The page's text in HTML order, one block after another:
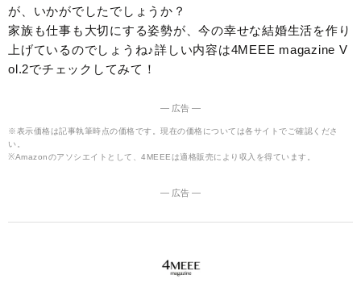
が、いかがでしたでしょうか？
家族も仕事も大切にする姿勢が、今の幸せな結婚生活を作り
上げているのでしょうね♪詳しい内容は4MEEE magazine V
ol.2でチェックしてみて！
― 広告 ―
※表示価格は記事執筆時点の価格です。現在の価格については各サイトでご確認くださ
い。
※Amazonのアソシエイトとして、4MEEEは適格販売により収入を得ています。
― 広告 ―